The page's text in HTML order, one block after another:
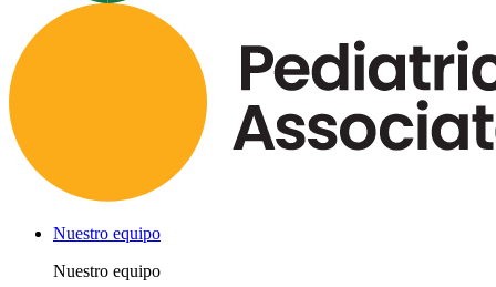
Nuestro equipo
Nuestro equipo